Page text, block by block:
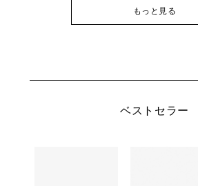
もっと見る
ベストセラー